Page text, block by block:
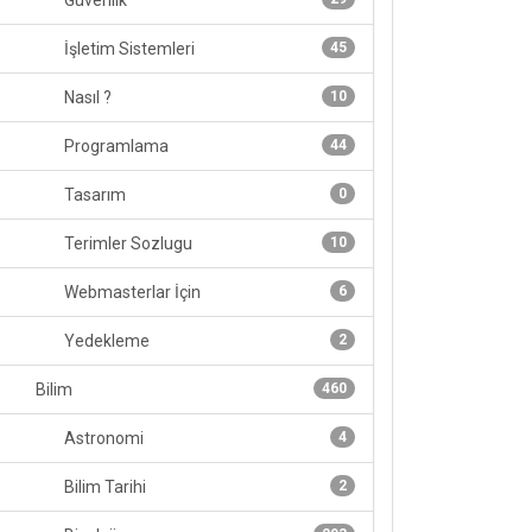
45
İşletim Sistemleri
10
Nasıl ?
44
Programlama
0
Tasarım
10
Terimler Sozlugu
6
Webmasterlar İçin
2
Yedekleme
460
Bilim
4
Astronomi
2
Bilim Tarihi